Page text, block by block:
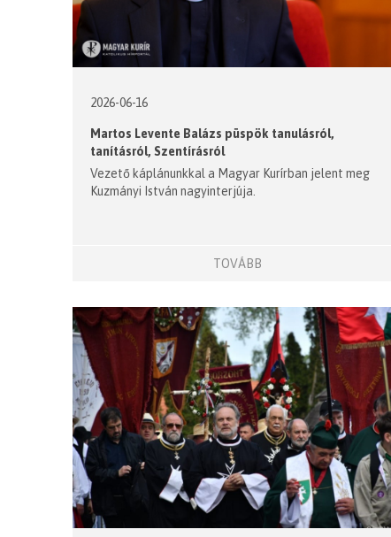
2026-06-16
Martos Levente Balázs püspök tanulásról,
tanításról, Szentírásról
Vezető káplánunkkal a Magyar Kurírban jelent meg
Kuzmányi István nagyinterjúja.
TOVÁBB